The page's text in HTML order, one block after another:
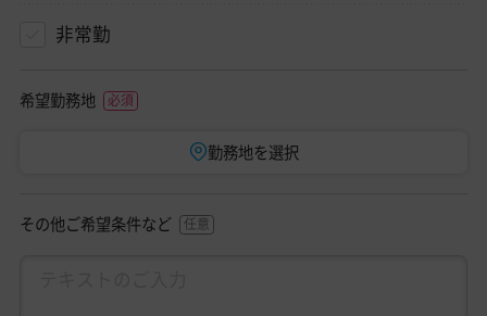
非常勤
希望勤務地
勤務地を選択
その他ご希望条件など